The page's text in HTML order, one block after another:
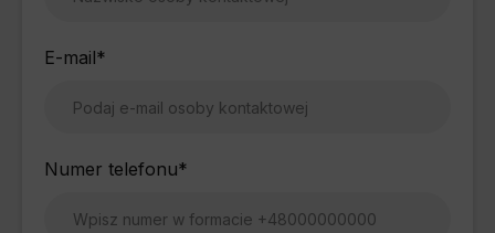
E-mail*
Numer telefonu*